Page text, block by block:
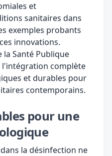
et
sanitaires dans
exemples probants
innovations.
la Santé Publique
l'intégration complète
et durables pour
contemporains.
pour une
la désinfection ne